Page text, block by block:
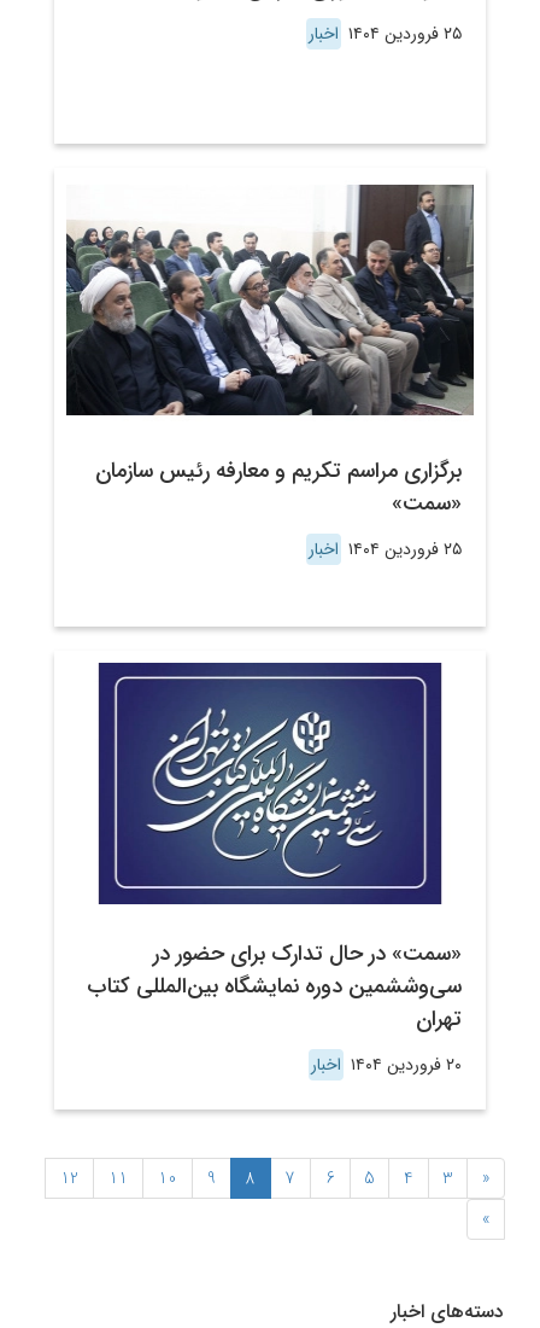
۲۵ فروردین ۱۴۰۴ اخبار
برگزاری مراسم تکریم و معارفه رئیس سازمان
«سمت»
۲۵ فروردین ۱۴۰۴ اخبار
«سمت» در حال تدارک برای حضور در
سی‌وششمین دوره نمایشگاه بین‌المللی کتاب
تهران
۲۰ فروردین ۱۴۰۴ اخبار
«
3
4
5
6
7
8
9
10
11
12
»
دسته‌های اخبار